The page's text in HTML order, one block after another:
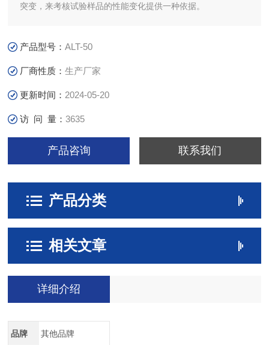
突变，来考核试验样品的性能变化提供一种依据。
产品型号：ALT-50
厂商性质：生产厂家
更新时间： 2024-05-20
访 问 量：3635
产品咨询 联系我们
产品分类
相关文章
详细介绍
品牌 其他品牌